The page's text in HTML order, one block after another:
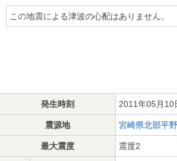
この地震による津波の心配はありません。
発生時刻 2011年05月10
震源地 宮崎県北部平
最大震度 震度2